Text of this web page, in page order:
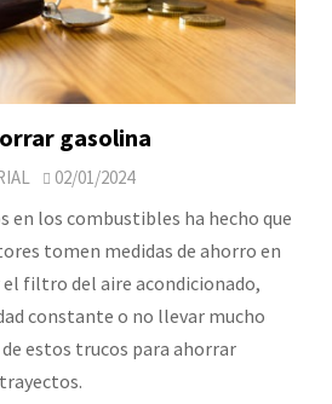
gasolina
02/01/2024
en los combustibles ha hecho que
tomen medidas de ahorro en
el filtro del aire acondicionado,
constante o no llevar mucho
estos trucos para ahorrar